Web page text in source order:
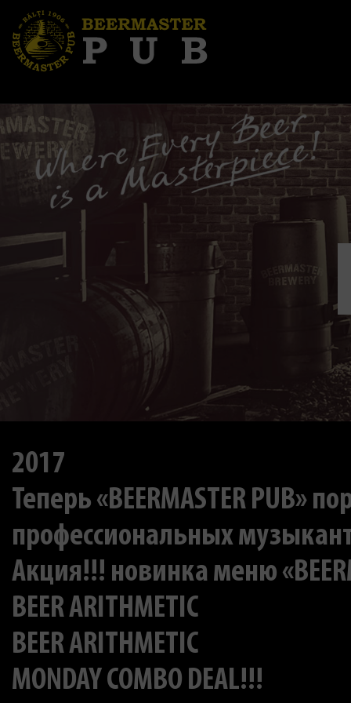
2017
Теперь «BEERMASTER PUB»
профессиональных
Акция!!! новинка меню
BEER ARITHMETIC
BEER ARITHMETIC
MONDAY COMBO DEAL!!!